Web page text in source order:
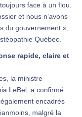
face à un flou.
et nous n’avons
du gouvernement »,
Québec.
rapide, claire et
la ministre
LeBel, a confirmé
encadrés
malgré la